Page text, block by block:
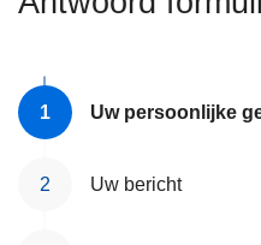
Uw persoonlijke
Uw bericht